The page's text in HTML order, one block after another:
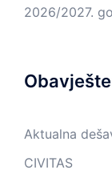
2026/2027.
Aktualna
CIVITAS